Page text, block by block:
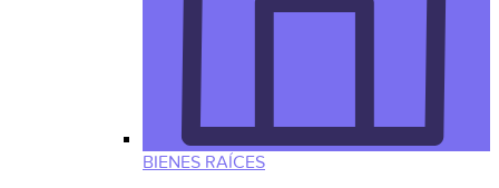
BIENES RAÍCES